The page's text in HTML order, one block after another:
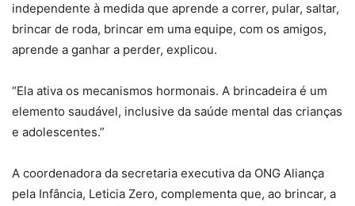
independente à medida que aprende a correr, pular, saltar,
brincar de roda, brincar em uma equipe, com os amigos,
aprende a ganhar a perder, explicou.
“Ela ativa os mecanismos hormonais. A brincadeira é um
elemento saudável, inclusive da saúde mental das crianças
e adolescentes.”
A coordenadora da secretaria executiva da ONG Aliança
pela Infância, Leticia Zero, complementa que, ao brincar, a